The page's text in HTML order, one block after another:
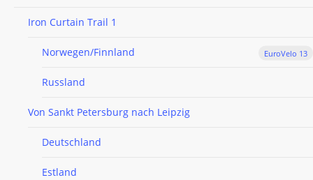
Iron Curtain Trail 1
EuroVelo 13
Norwegen/Finnland
Russland
Von Sankt Petersburg nach Leipzig
Deutschland
Estland